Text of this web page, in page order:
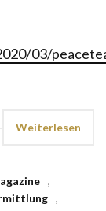
03/
Weiterlesen
,
,